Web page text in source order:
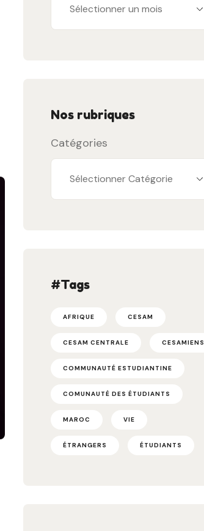
Nos rubriques
Catégories
#Tags
AFRIQUE CESAM
CESAM CENTRALE CESAMIENS
COMMUNAUTÉ ESTUDIANTINE
COMUNAUTÉ DES ÉTUDIANTS
MAROC VIE
ÉTRANGERS ÉTUDIANTS